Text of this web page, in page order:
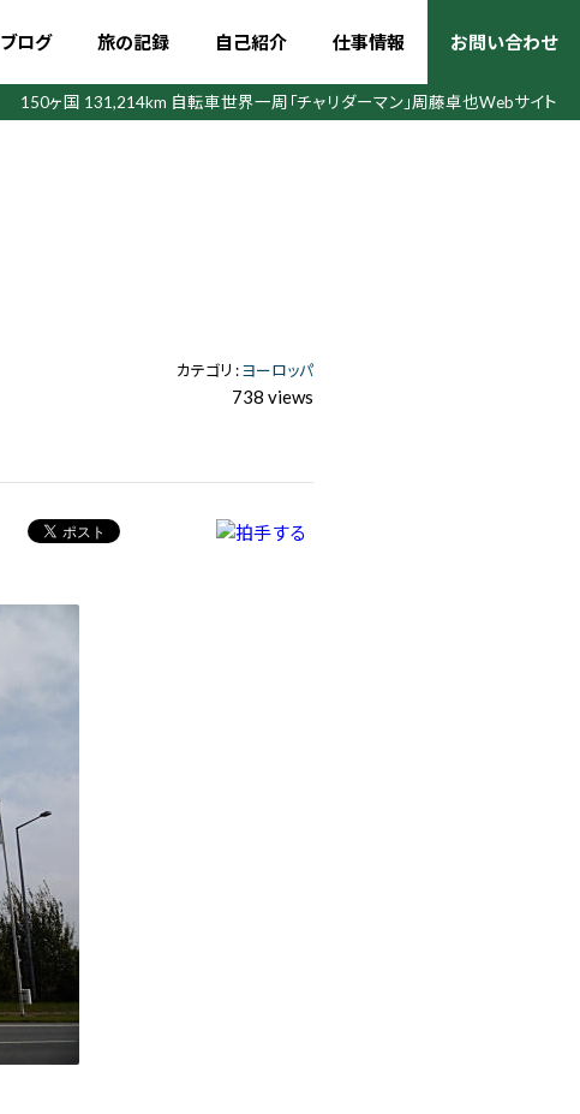
ブログ 旅の記録 自己紹介 仕事情報 お問い合わせ
150ヶ国 131,214km 自転車世界一周 「チャリダーマン」周藤卓也Webサイト
カテゴリ :ヨーロッパ
738 views